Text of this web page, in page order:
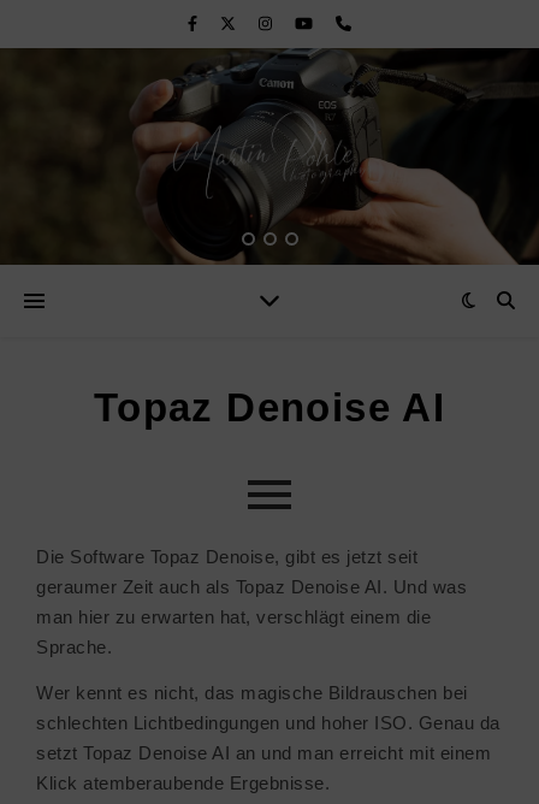
Topaz Denoise AI
Die Software Topaz Denoise, gibt es jetzt seit
geraumer Zeit auch als Topaz Denoise AI. Und was
man hier zu erwarten hat, verschlägt einem die
Sprache.
Wer kennt es nicht, das magische Bildrauschen bei
schlechten Lichtbedingungen und hoher ISO. Genau da
setzt Topaz Denoise AI an und man erreicht mit einem
Klick atemberaubende Ergebnisse.